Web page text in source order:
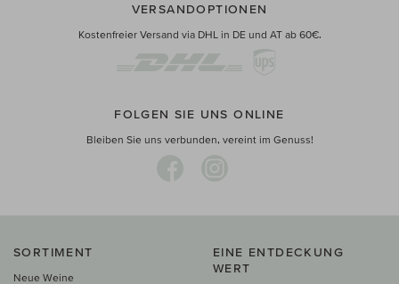
VERSANDOPTIONEN
Kostenfreier Versand via DHL in DE und AT ab 60€.
FOLGEN SIE UNS ONLINE
Bleiben Sie uns verbunden, vereint im Genuss!
SORTIMENT
Neue Weine
EINE ENTDECKUNG
WERT